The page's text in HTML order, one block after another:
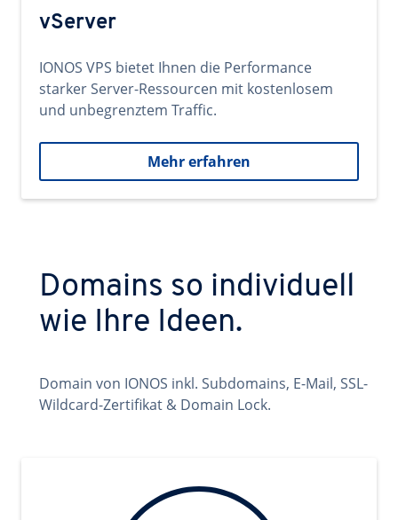
vServer
IONOS VPS bietet Ihnen die Performance
starker Server-Ressourcen mit kostenlosem
und unbegrenztem Traffic.
Mehr erfahren
Domains so individuell
wie Ihre Ideen.
Domain von IONOS inkl. Subdomains, E-Mail, SSL-
Wildcard-Zertifikat & Domain Lock.